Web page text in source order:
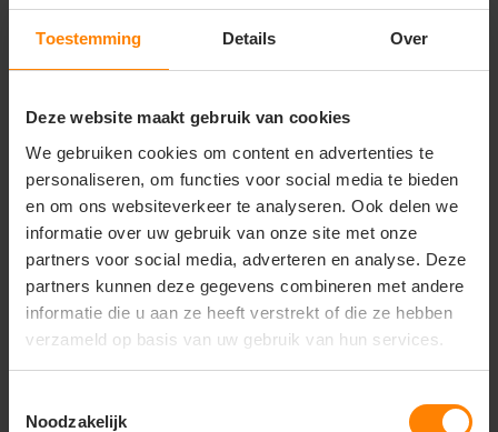
Toestemming Details Over
Deze website maakt gebruik van cookies
We gebruiken cookies om content en advertenties te
personaliseren, om functies voor social media te bieden
en om ons websiteverkeer te analyseren. Ook delen we
informatie over uw gebruik van onze site met onze
partners voor social media, adverteren en analyse. Deze
partners kunnen deze gegevens combineren met andere
informatie die u aan ze heeft verstrekt of die ze hebben
verzameld op basis van uw gebruik van hun services.
Noodzakelijk
pols. Verstevigde boord.
Onder voorbehoud van productveranderingen.